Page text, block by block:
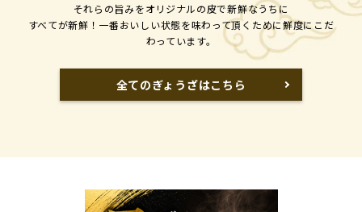
それらの旨みをオリジナルの皮で新鮮なうちに
すべてが新鮮！一番おいしい状態を味わって頂くために鮮度にこだ
わっています。
全てのぎょうざはこちら